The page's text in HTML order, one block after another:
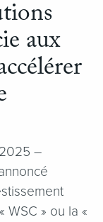
aux
–
WSC » ou la «